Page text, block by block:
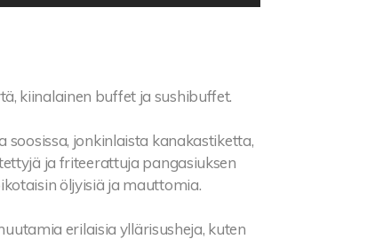
kiinalainen buffet ja sushibuffet.
soosissa, jonkinlaista kanakastiketta,
ja friteerattuja pangasiuksen
öljyisiä ja mauttomia.
erilaisia yllärisusheja, kuten